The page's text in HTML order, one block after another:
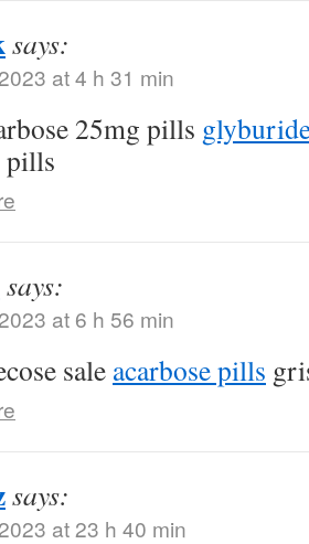
says:
at 4 h 31 min
25mg pills
pills
says:
at 6 h 56 min
sale acarbose pills
says:
at 23 h 40 min